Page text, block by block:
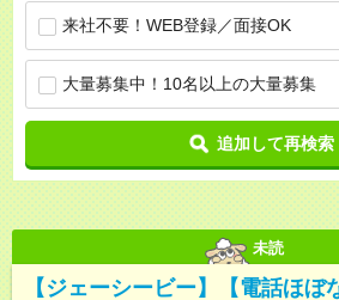
来社不要！WEB登録／面接OK
大量募集中！10名以上の大量募集
追加して再検索
未読
【ジェーシービー】【電話ほぼ